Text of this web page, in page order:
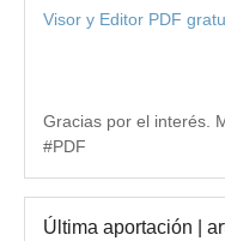
Visor y Editor PDF
Gracias por el interés.
#PDF
Última aportación |